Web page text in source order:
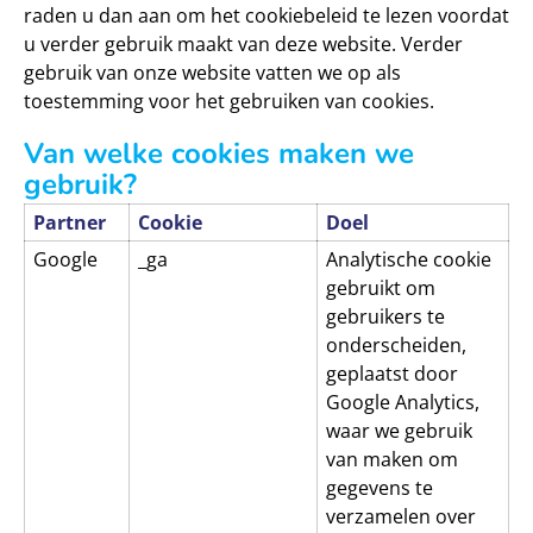
raden u dan aan om het cookiebeleid te lezen voordat
u verder gebruik maakt van deze website. Verder
gebruik van onze website vatten we op als
toestemming voor het gebruiken van cookies.
Van welke cookies maken we
gebruik?
Partner Cookie
Doel
Google
_ga
Analytische cookie
gebruikt om
gebruikers te
onderscheiden,
geplaatst door
Google Analytics,
waar we gebruik
van maken om
gegevens te
verzamelen over